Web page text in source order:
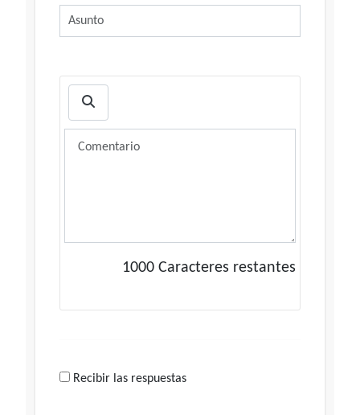
1000 Caracteres restantes
Recibir las respuestas